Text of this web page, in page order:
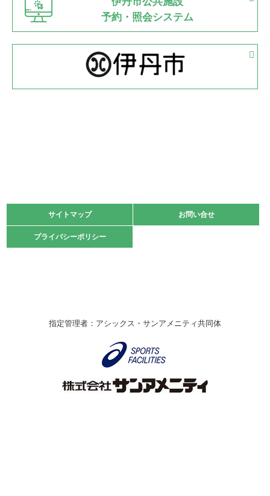
県知事杯争奪バレーボール大会が開催
緑ケ丘体育館
2022.05.05
体育協会長杯 バドミントン競技の部
2022.05.22
緑ケ丘体育館
2021.10.23
卓球選手権大会ラージボールの部開催☆
伊丹市総合体育大会 バレーボール大会が開催されました
なわとびイベントを開催しました！
予約・照会システム
サイトマップ お問い合せ
プライバシーポリシー
サイトマップ お問い合せ
プライバシーポリシー
指定管理者：アシックス・サンアメニティ共同体